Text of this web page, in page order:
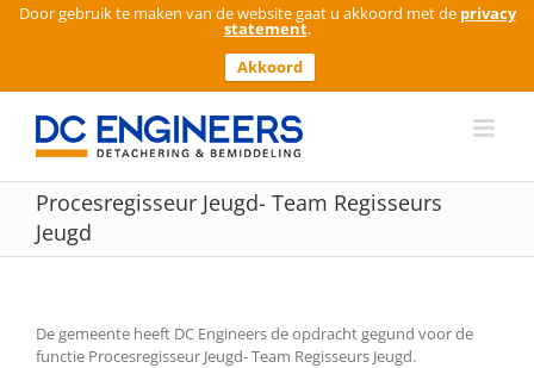
Door gebruik te maken van de website gaat u akkoord met de privacy
statement.
Akkoord
Ga
inhoud
Procesregisseur Jeugd- Team Regisseurs
Jeugd
De gemeente heeft DC Engineers de opdracht gegund voor de
functie Procesregisseur Jeugd- Team Regisseurs Jeugd.